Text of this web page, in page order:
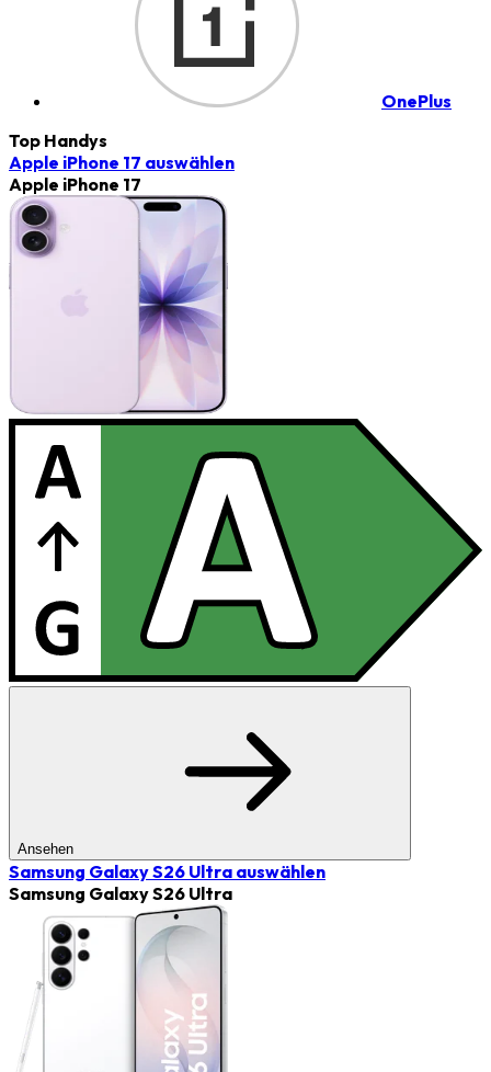
OnePlus
Top Handys
Apple iPhone 17 auswählen
Apple iPhone 17
Ansehen
Samsung Galaxy S26 Ultra auswählen
Samsung Galaxy S26 Ultra